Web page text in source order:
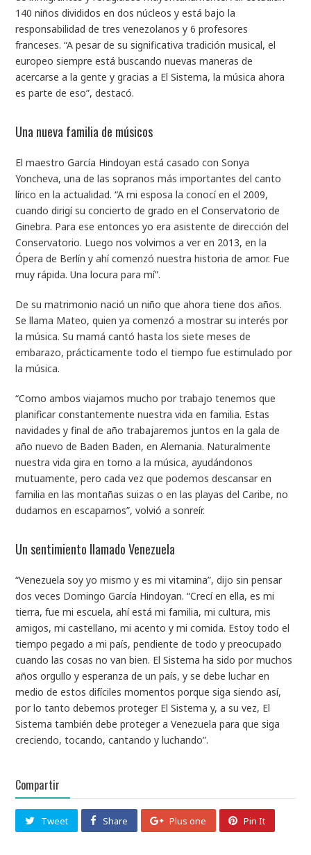
140 niños divididos en dos núcleos y está bajo la
responsabilidad de tres venezolanos y 6 profesores
franceses. “A pesar de su significativa tradición musical, el
europeo siempre está buscando nuevas maneras de
acercarse a la gente y gracias a El Sistema, la música ahora
es parte de eso”, destacó.
Una nueva familia de músicos
El maestro García Hindoyan está casado con Sonya
Yoncheva, una de las sopranos más importantes del canto
lírico en la actualidad. “A mi esposa la conocí en el 2009,
cuando dirigí su concierto de grado en el Conservatorio de
Ginebra. Para ese entonces yo era asistente de dirección del
Conservatorio. Luego nos volvimos a ver en 2013, en la
Ópera de Berlín y ahí comenzó nuestra historia de amor. Fue
muy rápida. Una locura para mí”.
De su matrimonio nació un niño que ahora tiene dos años.
Se llama Mateo, quien ya comenzó a mostrar su interés por
la música. Su mamá cantó hasta los siete meses de
embarazo, prácticamente todo el tiempo fue estimulado por
la música.
“Como ambos viajamos mucho por trabajo tenemos que
planificar constantemente nuestra vida en familia. Estas
navidades y final de año trabajaremos juntos en la gala de
año nuevo de Baden Baden, en Alemania. Naturalmente
nuestra vida gira en torno a la música, ayudándonos
mutuamente, pero cada vez que podemos descansar en
familia en las montañas suizas o en las playas del Caribe, no
dudamos en escaparnos”, volvió a sonreír.
Un sentimiento llamado Venezuela
“Venezuela soy yo mismo y es mi vitamina”, dijo sin pensar
dos veces Domingo García Hindoyan. “Crecí en ella, es mi
tierra, fue mi escuela, ahí está mi familia, mi cultura, mis
amigos, mi castellano, mi acento y mi comida. Estoy todo el
tiempo pegado a mi país, pendiente de todo y preocupado
cuando las cosas no van bien. El Sistema ha sido por muchos
años orgullo y esperanza de un país, y se debe luchar en
medio de estos difíciles momentos porque siga siendo así,
por lo tanto debemos proteger El Sistema y, a su vez, El
Sistema también debe proteger a Venezuela para que siga
creciendo, tocando, cantando y luchando”.
Compartir
Tweet Share Plus one Pin It